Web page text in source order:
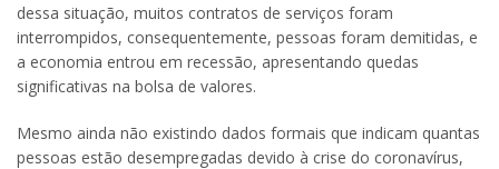
dessa situação, muitos contratos de serviços foram
interrompidos, consequentemente, pessoas foram demitidas, e
a economia entrou em recessão, apresentando quedas
significativas na bolsa de valores.
Mesmo ainda não existindo dados formais que indicam quantas
pessoas estão desempregadas devido à crise do coronavírus,